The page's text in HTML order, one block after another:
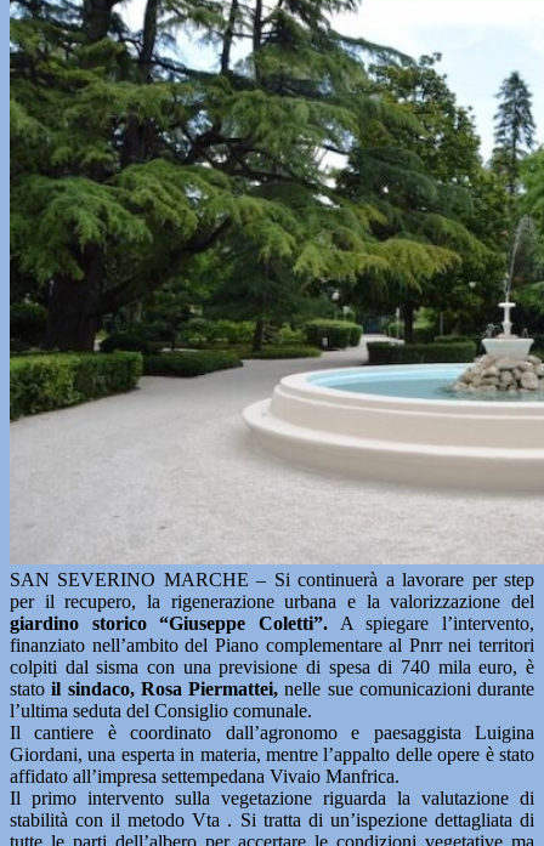
SAN SEVERINO MARCHE – Si continuerà a lavorare per step
per il recupero, la rigenerazione urbana e la valorizzazione del
giardino storico “Giuseppe Coletti”. A spiegare l’intervento,
finanziato nell’ambito del Piano complementare al Pnrr nei territori
colpiti dal sisma con una previsione di spesa di 740 mila euro, è
statoil sindaco, Rosa Piermattei, nelle sue comunicazioni durante
l’ultima seduta del Consiglio comunale.
Il cantiere è coordinato dall’agronomo e paesaggista Luigina
Giordani, una esperta in materia, mentre l’appalto delle opere è stato
affidato all’impresa settempedana Vivaio Manfrica.
Il primo intervento sulla vegetazione riguarda la valutazione di
stabilità con il metodo Vta . Si tratta di un’ispezione dettagliata di
tutte le parti dell’albero per accertare le condizioni vegetative ma